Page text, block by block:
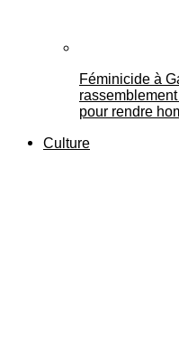
Féminicide à
pour rendre
Culture